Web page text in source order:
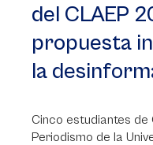
del CLAEP
propuesta
la
Cinco estudiantes de
Periodismo de la